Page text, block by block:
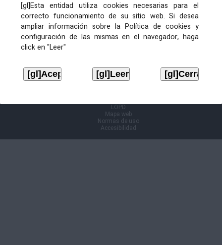
[gl]Esta entidad utiliza cookies necesarias para el
correcto funcionamiento de su sitio web. Si desea
ampliar información sobre la Política de cookies y
configuración de las mismas en el navegador, haga
click en "Leer"
LOPD
Mapa web
Normas de uso
Accesibilidad